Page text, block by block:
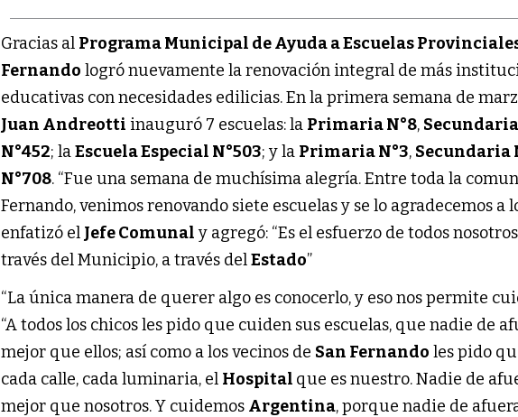
Gracias al Programa Municipal de Ayuda a Escuelas
Fernando logró nuevamente la renovación integral de más
educativas con necesidades edilicias. En la primera semana de
Juan Andreotti inauguró 7 escuelas: la Primaria N°8, Secundaria
N°452; laEscuela Especial N°503; y la Primaria N°3, Secundaria
N°708. “Fue una semana de muchísima alegría. Entre toda la
Fernando, venimos renovando siete escuelas y se lo agradecemos a
enfatizó el Jefe Comunal y agregó: “Es el esfuerzo de todos
través del Municipio, a través delEstado”
“La única manera de querer algo es conocerlo, y eso nos permite
“A todos los chicos les pido que cuiden sus escuelas, que nadie de
mejor que ellos; así como a los vecinos de San Fernando les pido
cada calle, cada luminaria, el Hospital que es nuestro. Nadie de
mejor que nosotros. Y cuidemos Argentina, porque nadie de